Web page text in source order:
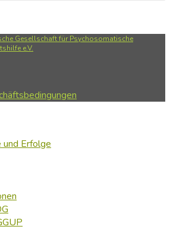
Gesellschaft für Psychosomatische
e.V.
und Erfolge